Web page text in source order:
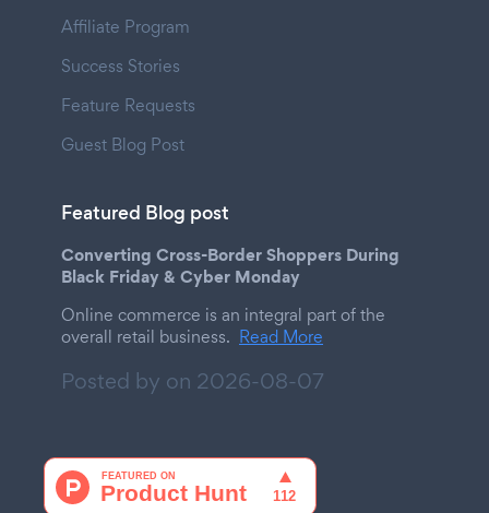
Affiliate Program
Success Stories
Feature Requests
Guest Blog Post
Featured Blog post
Converting Cross-Border Shoppers During
Black Friday & Cyber Monday
Online commerce is an integral part of the
overall retail business. Read More
Posted by on 2026-08-07